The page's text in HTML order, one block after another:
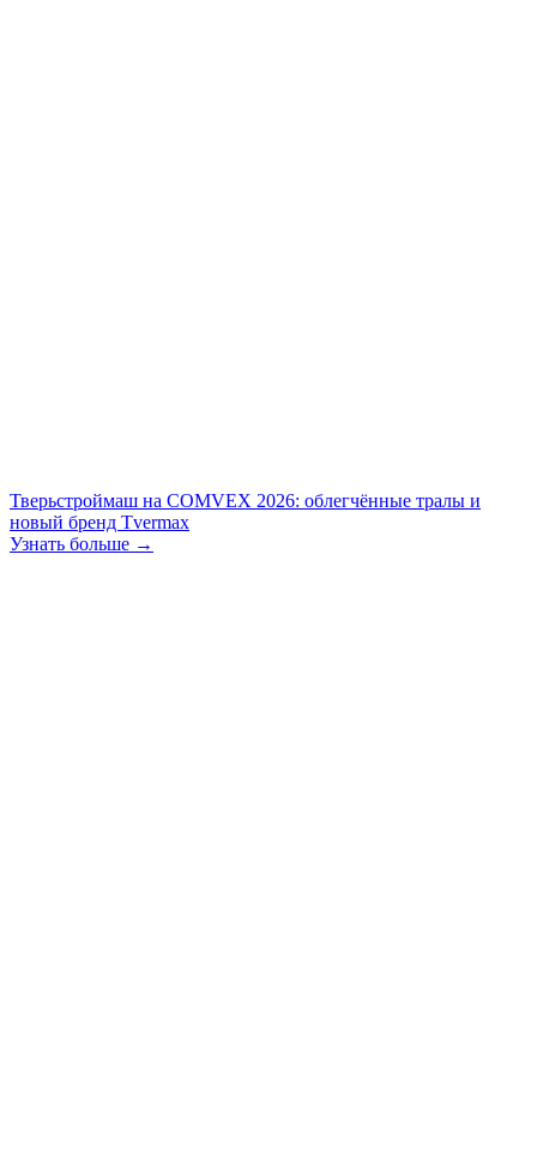
Тверьстроймаш на COMVEX 2026: облегчённые тралы и
новый бренд Tvermax
Узнать больше →